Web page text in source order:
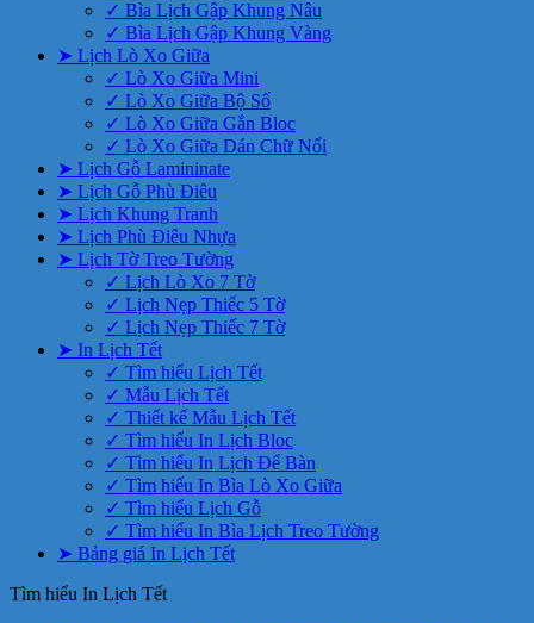
✓ Bìa Lịch Gập Khung Nâu
✓ Bìa Lịch Gập Khung Vàng
➤ Lịch Lò Xo Giữa
✓ Lò Xo Giữa Mini
✓ Lò Xo Giữa Bộ Số
✓ Lò Xo Giữa Gắn Bloc
✓ Lò Xo Giữa Dán Chữ Nổi
➤ Lịch Gỗ Lamininate
➤ Lịch Gỗ Phù Điêu
➤ Lịch Khung Tranh
➤ Lịch Phù Điêu Nhựa
➤ Lịch Tờ Treo Tường
✓ Lịch Lò Xo 7 Tờ
✓ Lịch Nẹp Thiếc 5 Tờ
✓ Lịch Nẹp Thiếc 7 Tờ
➤ In Lịch Tết
✓ Tìm hiểu Lịch Tết
✓ Mẫu Lịch Tết
✓ Thiết kế Mẫu Lịch Tết
✓ Tìm hiểu In Lịch Bloc
✓ Tìm hiểu In Lịch Để Bàn
✓ Tìm hiểu In Bìa Lò Xo Giữa
✓ Tìm hiểu Lịch Gỗ
✓ Tìm hiểu In Bìa Lịch Treo Tường
➤ Bảng giá In Lịch Tết
Tìm hiểu In Lịch Tết